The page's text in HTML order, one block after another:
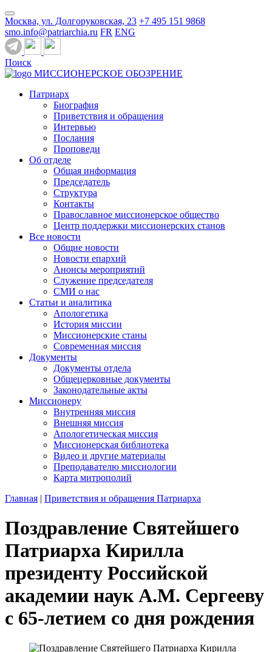
Москва, ул. Долгоруковская, 23 +7 495 151 9868
smo.info@patriarchia.ru FR ENG
Поиск
МИССИОНЕРСКОЕ ОБОЗРЕНИЕ
Патриарх
Биография
Приветствия и обращения
Интервью
Послания
Проповеди
Об отделе
Общая информация
Председатель
Структура
Контакты
Православное миссионерское общество
Центр поддержки миссионерских станов
Все новости
Общие новости
Новости епархий
Анонсы мероприятий
Служение председателя
СМИ о нас
Статьи и аналитика
Апологетика
История миссии
Миссионерские станы
Современная миссия
Документы
Документы отдела
Общецерковные документы
Законодательные акты
Миссионеру
Внутренняя миссия
Внешняя миссия
Апологетическая миссия
Миссионерская библиотека
Видео и другие материалы
Преподавателю миссиологии
Карта митрополий
Главная | Приветствия и обращения Патриарха
Поздравление Святейшего
Патриарха Кирилла
президенту Российской
академии наук A.M. Сергееву
с 65-летием со дня рождения